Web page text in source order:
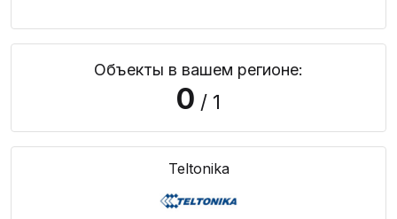
Объекты в вашем регионе:
0 / 1
Teltonika